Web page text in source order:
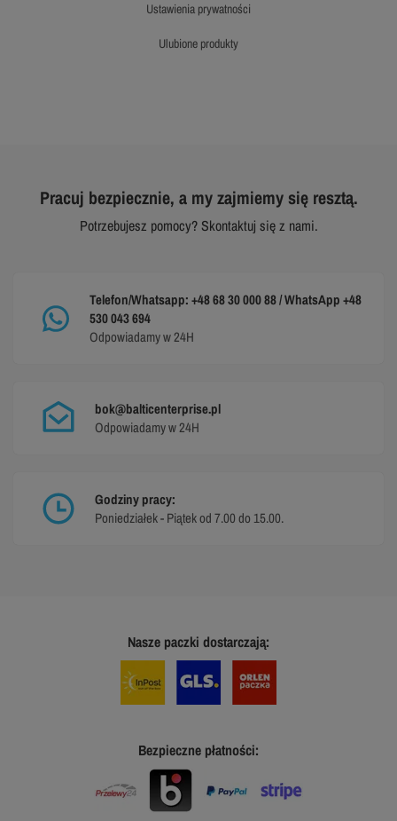
ustawienia prywatności
ulubione produkty
Pracuj bezpiecznie, a my zajmiemy się resztą.
Potrzebujesz pomocy? Skontaktuj się z nami.
Telefon/Whatsapp: +48 68 30 000 88 / WhatsApp +48
530 043 694
Odpowiadamy w 24H
bok@balticenterprise.pl
Odpowiadamy w 24H
Godziny pracy:
Poniedziałek - Piątek od 7.00 do 15.00.
Nasze paczki dostarczają:
Bezpieczne płatności: